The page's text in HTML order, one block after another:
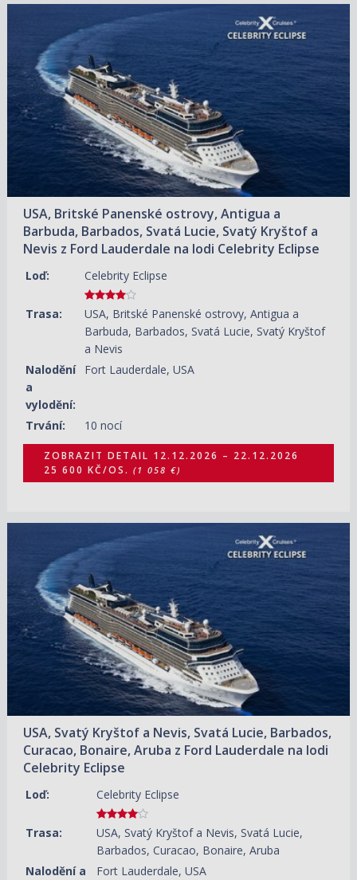
USA, Britské Panenské ostrovy, Antigua a
Barbuda, Barbados, Svatá Lucie, Svatý Kryštof a
Nevis z Ford Lauderdale na lodi Celebrity Eclipse
Loď: Celebrity Eclipse
Trasa:
USA, Britské Panenské ostrovy, Antigua a
Barbuda, Barbados, Svatá Lucie, Svatý Kryštof
a Nevis
Nalodění
a
vylodění:
Fort Lauderdale, USA
Trvání: 10 nocí
ZOBRAZIT DETAIL
12.12.2026 – 22.12.2026
25 600 KČ/OS.
ZOBRAZIT DETAIL 12.12.2026 – 22.12.2026
25 600 KČ/OS. (1 058 €)
USA, Svatý Kryštof a Nevis, Svatá Lucie, Barbados,
Curacao, Bonaire, Aruba z Ford Lauderdale na lodi
Celebrity Eclipse
Loď: Celebrity Eclipse
Trasa:
USA, Svatý Kryštof a Nevis, Svatá Lucie,
Barbados, Curacao, Bonaire, Aruba
Nalodění a
Fort Lauderdale, USA
ZOBRAZIT DETAIL
22.12.2026 – 03.01.2027
48 690 KČ/OS.
ZOBRAZIT DETAIL
17.01.2027 – 29.01.2027
48 910 KČ/OS.
(2 021 €)
ZOBRAZIT DETAIL
28.02.2027 – 12.03.2027
38 840 KČ/OS.
(1 605 €)
ZOBRAZIT DETAIL
11.04.2027 – 23.04.2027
41 040 KČ/OS.
(1 696 €)